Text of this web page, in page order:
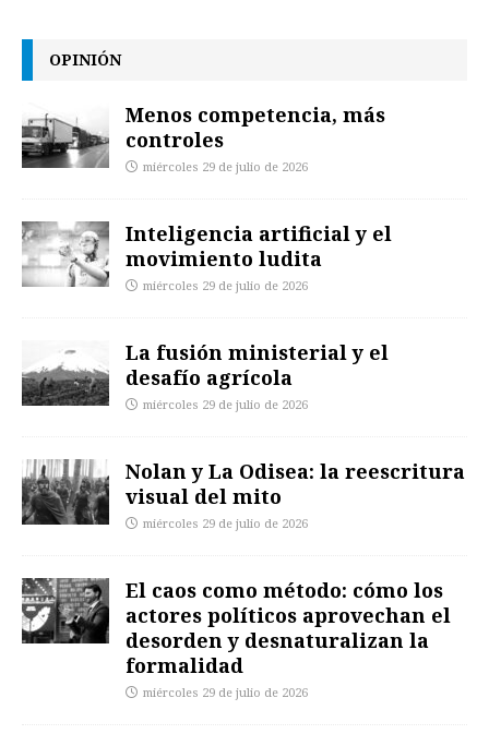
OPINIÓN
Menos competencia, más
controles
miércoles 29 de julio de 2026
Inteligencia artificial y el
movimiento ludita
miércoles 29 de julio de 2026
La fusión ministerial y el
desafío agrícola
miércoles 29 de julio de 2026
Nolan y La Odisea: la reescritura
visual del mito
miércoles 29 de julio de 2026
El caos como método: cómo los
actores políticos aprovechan el
desorden y desnaturalizan la
formalidad
miércoles 29 de julio de 2026